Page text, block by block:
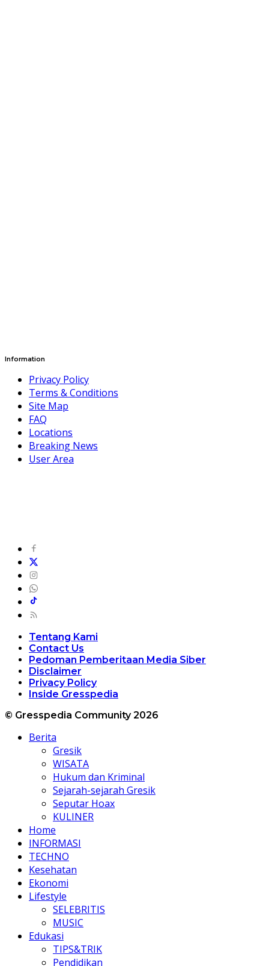
Information
Privacy Policy
Terms & Conditions
Site Map
FAQ
Locations
Breaking News
User Area
Tentang Kami
Contact Us
Pedoman Pemberitaan Media Siber
Disclaimer
Privacy Policy
Inside Gresspedia
© Gresspedia Community 2026
Berita
Gresik
WISATA
Hukum dan Kriminal
Sejarah-sejarah Gresik
Seputar Hoax
KULINER
Home
INFORMASI
TECHNO
Kesehatan
Ekonomi
Lifestyle
SELEBRITIS
MUSIC
Edukasi
TIPS&TRIK
Pendidikan